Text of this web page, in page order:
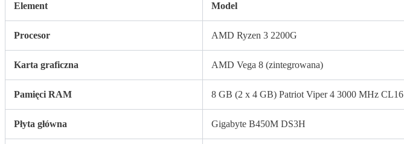
Element Model
Procesor AMD Ryzen 3 2200G
Karta graficzna AMD Vega 8 (zintegrowana)
Pamięci RAM 8 GB (2 x 4 GB) Patriot Viper 4 3000 MHz CL16
Płyta główna Gigabyte B450M DS3H